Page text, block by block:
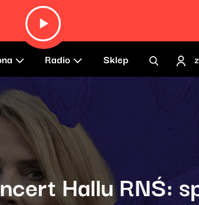
Radio Sklep
Hallu RNŚ: